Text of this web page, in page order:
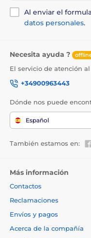
Al enviar el
datos personales.
Necesita ayuda ?
El servicio de atención
+34900963443
Dónde nos puede
Español
También estamos en:
Más información
Contactos
Reclamaciones
Envíos y pagos
Acerca de la compañía